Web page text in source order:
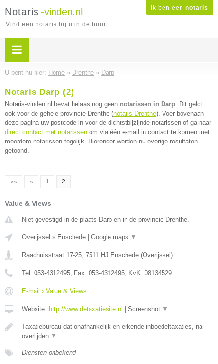
Ik ben een notaris
Notaris -vinden.nl
Vind een notaris bij u in de buurt!
U bent nu hier: Home » Drenthe » Darp
Notaris Darp (2)
Notaris-vinden.nl bevat helaas nog geen notarissen in Darp. Dit geldt
ook voor de gehele provincie Drenthe (notaris Drenthe). Voer bovenaan
deze pagina uw postcode in voor de dichtstbijzijnde notarissen of ga naar
direct contact met notarissen om via één e-mail in contact te komen met
meerdere notarissen tegelijk. Hieronder worden nu overige resultaten
getoond.
«« « 1 2
Value & Views
Niet gevestigd in de plaats Darp en in de provincie Drenthe.
Overijssel » Enschede Google maps ▼
Raadhuisstraat 17-25, 7511 HJ Enschede (Overijssel )
Tel: 053-4312495, Fax: 053-4312495, KvK: 08134529
E-mail › Value & Views
Website: http://www.detaxatiesite.nl Screenshot ▼
Taxatiebureau dat onafhankelijk en erkende inboedeltaxaties, na
overlijden ▼
Diensten onbekend